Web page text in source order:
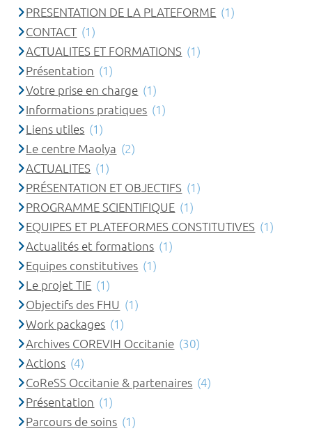
PRESENTATION DE LA PLATEFORME (1)
CONTACT (1)
ACTUALITES ET FORMATIONS (1)
Présentation (1)
Votre prise en charge (1)
Informations pratiques (1)
Liens utiles (1)
Le centre Maolya (2)
ACTUALITES (1)
PRÉSENTATION ET OBJECTIFS (1)
PROGRAMME SCIENTIFIQUE (1)
EQUIPES ET PLATEFORMES CONSTITUTIVES (1)
Actualités et formations (1)
Equipes constitutives (1)
Le projet TIE (1)
Objectifs des FHU (1)
Work packages (1)
Archives COREVIH Occitanie (30)
Actions (4)
CoReSS Occitanie & partenaires (4)
Présentation (1)
Parcours de soins (1)